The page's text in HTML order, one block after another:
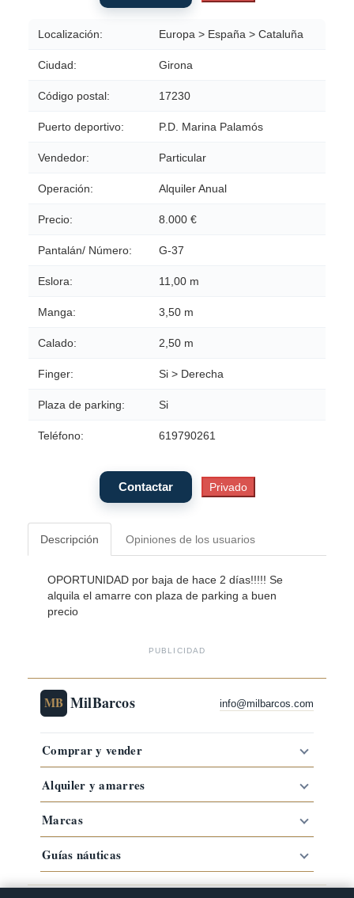
Localización: Europa > España > Cataluña
Ciudad: Girona
Código postal: 17230
Puerto deportivo: P.D. Marina Palamós
Vendedor: Particular
Operación: Alquiler Anual
Precio: 8.000 €
Pantalán/ Número: G-37
Eslora: 11,00 m
Manga: 3,50 m
Calado: 2,50 m
Finger: Si > Derecha
Plaza de parking: Si
Teléfono: 619790261
Descripción Opiniones de los usuarios
OPORTUNIDAD por baja de hace 2 días!!!!! Se
alquila el amarre con plaza de parking a buen
precio
PUBLICIDAD
MB MilBarcos info@milbarcos.com
Comprar y vender
Alquiler y amarres
Marcas
Guías náuticas